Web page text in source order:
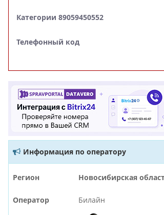
Категории 89059450552
Телефонный код
Информация по оператору
Регион Новосибирская
Оператор Билайн